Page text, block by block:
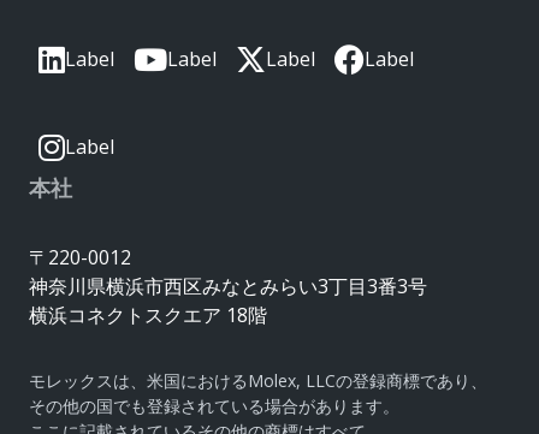
Label Label Label Label
Label
本社
〒220-0012
神奈川県横浜市西区みなとみらい3丁目3番3号
横浜コネクトスクエア 18階
モレックスは、米国におけるMolex, LLCの登録商標であり、
その他の国でも登録されている場合があります。